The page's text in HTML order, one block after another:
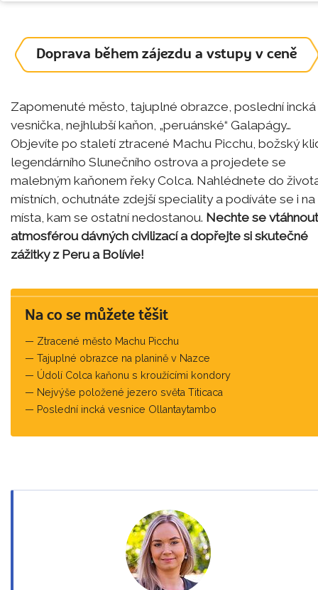
Doprava během zájezdu a vstupy v ceně
Zapomenuté město, tajuplné obrazce, poslední incká
vesnička, nejhlubší kaňon, „peruánské“ Galapágy…
Objevíte po staletí ztracené Machu Picchu, božský
legendárního Slunečního ostrova a projedete se
malebným kaňonem řeky Colca. Nahlédnete do
místních, ochutnáte zdejší speciality a podíváte se i na
místa, kam se ostatní nedostanou. Nechte se vtáhnout
atmosférou dávných civilizací a dopřejte si skutečné
zážitky z Peru a Bolívie!
Na co se můžete těšit
Ztracené město Machu Picchu
Tajuplné obrazce na planině v Nazce
Údolí Colca kaňonu s kroužícími kondory
Nejvýše položené jezero světa Titicaca
Poslední incká vesnice Ollantaytambo